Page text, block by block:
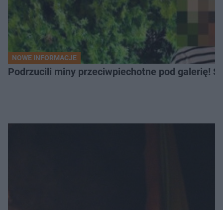
NOWE INFORMACJE
Podrzucili miny przeciwpiechotne pod galerię!